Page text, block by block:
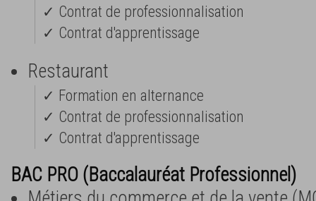
✓ Contrat de professionnalisation
✓ Contrat d'apprentissage
Restaurant
✓ Formation en alternance
✓ Contrat de professionnalisation
✓ Contrat d'apprentissage
BAC PRO (Baccalauréat Professionnel)